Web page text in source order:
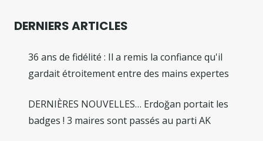
DERNIERS ARTICLES
36 ans de fidélité : Il a remis la confiance qu'il
gardait étroitement entre des mains expertes
DERNIÈRES NOUVELLES… Erdoğan portait les
badges ! 3 maires sont passés au parti AK